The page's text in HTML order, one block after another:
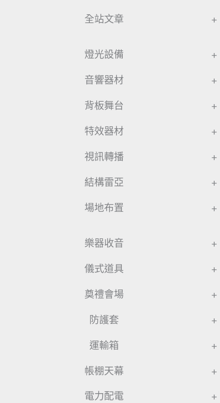
全站文章 +
燈光設備 +
音響器材 +
背板舞台 +
特效器材 +
視訊轉播 +
結構雷亞 +
場地布置 +
樂器收音 +
儀式道具 +
奠禮會場 +
防護套 +
運輸箱 +
帳棚天幕 +
電力配電 +